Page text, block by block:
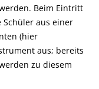
Beim Eintritt
Schüler aus einer
(hier
aus; bereits
zu diesem